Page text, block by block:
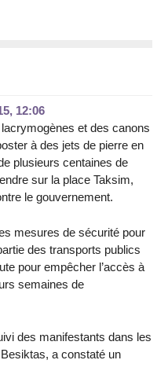
12:06
et des canons
à des jets de pierre en
plusieurs centaines de
sur la place Taksim,
le gouvernement.
mesures de sécurité pour
des transports publics
pour empêcher l’accès à
semaines de
des manifestants dans les
a constaté un